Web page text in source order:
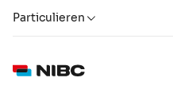
Particulieren